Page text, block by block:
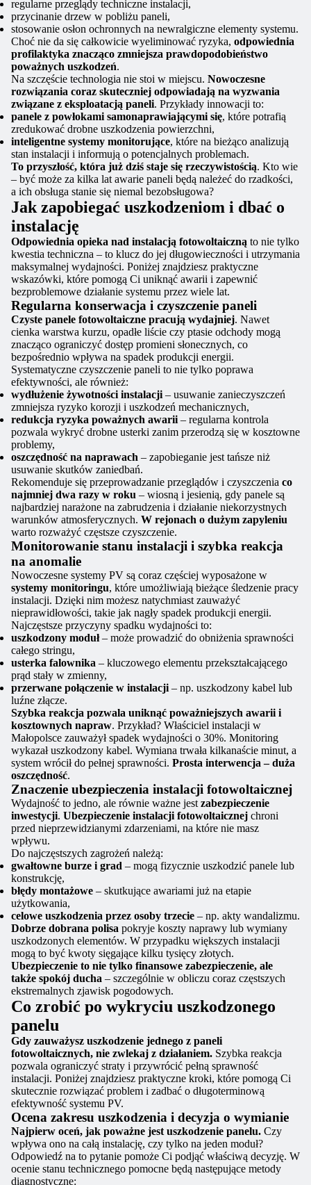
regularne przeglądy techniczne instalacji,
przycinanie drzew w pobliżu paneli,
stosowanie osłon ochronnych na newralgiczne elementy systemu.
Choć nie da się całkowicie wyeliminować ryzyka, odpowiednia
profilaktyka znacząco zmniejsza prawdopodobieństwo
poważnych uszkodzeń.
Na szczęście technologia nie stoi w miejscu. Nowoczesne
rozwiązania coraz skuteczniej odpowiadają na wyzwania
związane z eksploatacją paneli. Przykłady innowacji to:
panele z powłokami samonaprawiającymi się, które potrafią
zredukować drobne uszkodzenia powierzchni,
inteligentne systemy monitorujące, które na bieżąco analizują
stan instalacji i informują o potencjalnych problemach.
To przyszłość, która już dziś staje się rzeczywistością. Kto wie
– być może za kilka lat awarie paneli będą należeć do rzadkości,
a ich obsługa stanie się niemal bezobsługowa?
Jak zapobiegać uszkodzeniom i dbać o
instalację
Odpowiednia opieka nad instalacją fotowoltaiczną to nie tylko
kwestia techniczna – to klucz do jej długowieczności i utrzymania
maksymalnej wydajności. Poniżej znajdziesz praktyczne
wskazówki, które pomogą Ci uniknąć awarii i zapewnić
bezproblemowe działanie systemu przez wiele lat.
Regularna konserwacja i czyszczenie paneli
Czyste panele fotowoltaiczne pracują wydajniej. Nawet
cienka warstwa kurzu, opadłe liście czy ptasie odchody mogą
znacząco ograniczyć dostęp promieni słonecznych, co
bezpośrednio wpływa na spadek produkcji energii.
Systematyczne czyszczenie paneli to nie tylko poprawa
efektywności, ale również:
wydłużenie żywotności instalacji – usuwanie zanieczyszczeń
zmniejsza ryzyko korozji i uszkodzeń mechanicznych,
redukcja ryzyka poważnych awarii – regularna kontrola
pozwala wykryć drobne usterki zanim przerodzą się w kosztowne
problemy,
oszczędność na naprawach – zapobieganie jest tańsze niż
usuwanie skutków zaniedbań.
Rekomenduje się przeprowadzanie przeglądów i czyszczenia co
najmniej dwa razy w roku – wiosną i jesienią, gdy panele są
najbardziej narażone na zabrudzenia i działanie niekorzystnych
warunków atmosferycznych. W rejonach o dużym zapyleniu
warto rozważyć częstsze czyszczenie.
Monitorowanie stanu instalacji i szybka reakcja
na anomalie
Nowoczesne systemy PV są coraz częściej wyposażone w
systemy monitoringu, które umożliwiają bieżące śledzenie pracy
instalacji. Dzięki nim możesz natychmiast zauważyć
nieprawidłowości, takie jak nagły spadek produkcji energii.
Najczęstsze przyczyny spadku wydajności to:
uszkodzony moduł– może prowadzić do obniżenia sprawności
całego stringu,
usterka falownika – kluczowego elementu przekształcającego
prąd stały w zmienny,
przerwane połączenie w instalacji – np. uszkodzony kabel lub
luźne złącze.
Szybka reakcja pozwala uniknąć poważniejszych awarii i
kosztownych napraw. Przykład? Właściciel instalacji w
Małopolsce zauważył spadek wydajności o 30%. Monitoring
wykazał uszkodzony kabel. Wymiana trwała kilkanaście minut, a
system wrócił do pełnej sprawności. Prosta interwencja – duża
oszczędność.
Znaczenie ubezpieczenia instalacji fotowoltaicznej
Wydajność to jedno, ale równie ważne jest zabezpieczenie
inwestycji. Ubezpieczenie instalacji fotowoltaicznej chroni
przed nieprzewidzianymi zdarzeniami, na które nie masz
wpływu.
Do najczęstszych zagrożeń należą:
gwałtowne burze i grad – mogą fizycznie uszkodzić panele lub
konstrukcję,
błędy montażowe – skutkujące awariami już na etapie
użytkowania,
celowe uszkodzenia przez osoby trzecie – np. akty wandalizmu.
Dobrze dobrana polisa pokryje koszty naprawy lub wymiany
uszkodzonych elementów. W przypadku większych instalacji
mogą to być kwoty sięgające kilku tysięcy złotych.
Ubezpieczenie to nie tylko finansowe zabezpieczenie, ale
także spokój ducha – szczególnie w obliczu coraz częstszych
ekstremalnych zjawisk pogodowych.
Co zrobić po wykryciu uszkodzonego
panelu
Gdy zauważysz uszkodzenie jednego z paneli
fotowoltaicznych, nie zwlekaj z działaniem. Szybka reakcja
pozwala ograniczyć straty i przywrócić pełną sprawność
instalacji. Poniżej znajdziesz praktyczne kroki, które pomogą Ci
skutecznie rozwiązać problem i zadbać o długoterminową
efektywność systemu PV.
Ocena zakresu uszkodzenia i decyzja o wymianie
Najpierw oceń, jak poważne jest uszkodzenie panelu. Czy
wpływa ono na całą instalację, czy tylko na jeden moduł?
Odpowiedź na to pytanie pomoże Ci podjąć właściwą decyzję. W
ocenie stanu technicznego pomocne będą następujące metody
diagnostyczne: